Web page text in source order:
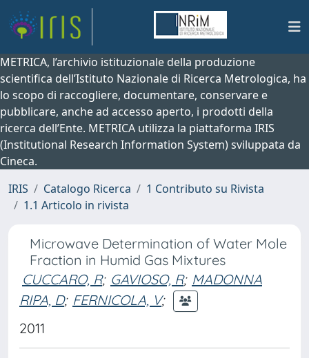
METRICA, l’archivio istituzionale della produzione
scientifica dell’Istituto Nazionale di Ricerca Metrologica, ha
lo scopo di raccogliere, documentare, conservare e
pubblicare, anche ad accesso aperto, i prodotti della
ricerca dell’Ente. METRICA utilizza la piattaforma IRIS
(Institutional Research Information System) sviluppata da
Cineca.
IRIS
Catalogo Ricerca
1 Contributo su Rivista
1.1 Articolo in rivista
Microwave Determination of Water Mole
Fraction in Humid Gas Mixtures
CUCCARO, R; GAVIOSO, R; MADONNA
RIPA, D; FERNICOLA, V;
2011